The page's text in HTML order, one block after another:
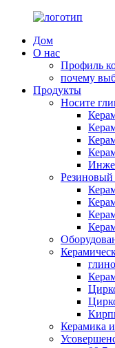
Дом
О нас
Профиль
почему
Продукты
Носите
Керамика